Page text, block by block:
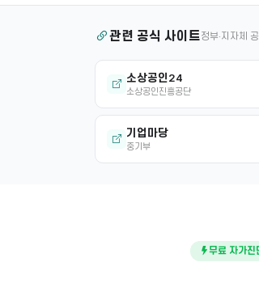
관련 공식 사이트정부·지자체
소상공인24
소상공인진흥공단
기업마당
중기부
무료 자가진